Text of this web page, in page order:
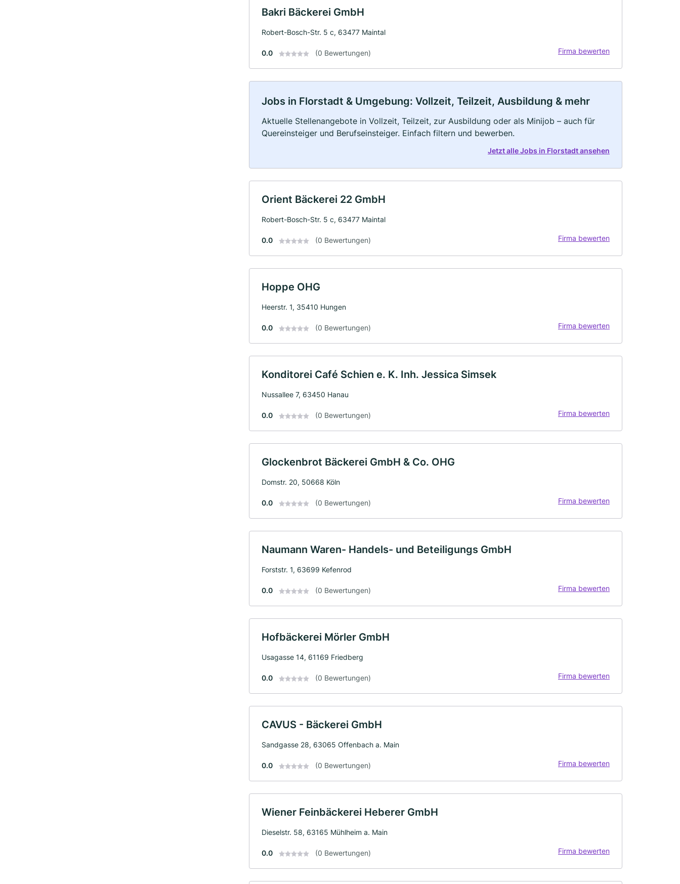
Bakri Bäckerei GmbH
Robert-Bosch-Str. 5 c, 63477 Maintal
0.0 (0 Bewertungen) Firma bewerten
Jobs in Florstadt & Umgebung: Vollzeit, Teilzeit, Ausbildung & mehr
Aktuelle Stellenangebote in Vollzeit, Teilzeit, zur Ausbildung oder als Minijob – auch für
Quereinsteiger und Berufseinsteiger. Einfach filtern und bewerben.
Jetzt alle Jobs in Florstadt ansehen
Orient Bäckerei 22 GmbH
Robert-Bosch-Str. 5 c, 63477 Maintal
0.0 (0 Bewertungen) Firma bewerten
Hoppe OHG
Heerstr. 1, 35410 Hungen
0.0 (0 Bewertungen) Firma bewerten
Konditorei Café Schien e. K. Inh. Jessica Simsek
Nussallee 7, 63450 Hanau
0.0 (0 Bewertungen) Firma bewerten
Glockenbrot Bäckerei GmbH & Co. OHG
Domstr. 20, 50668 Köln
0.0 (0 Bewertungen) Firma bewerten
Naumann Waren- Handels- und Beteiligungs GmbH
Forststr. 1, 63699 Kefenrod
0.0 (0 Bewertungen) Firma bewerten
Hofbäckerei Mörler GmbH
Usagasse 14, 61169 Friedberg
0.0 (0 Bewertungen) Firma bewerten
CAVUS - Bäckerei GmbH
Sandgasse 28, 63065 Offenbach a. Main
0.0 (0 Bewertungen) Firma bewerten
Wiener Feinbäckerei Heberer GmbH
Dieselstr. 58, 63165 Mühlheim a. Main
0.0 (0 Bewertungen) Firma bewerten